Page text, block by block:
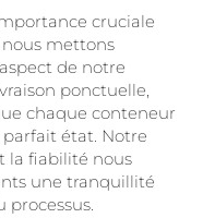
cruciale
nous mettons
de notre
ponctuelle,
chaque conteneur
état. Notre
la fiabilité nous
une tranquillité
processus.